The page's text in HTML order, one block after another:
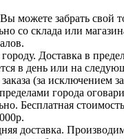
можете забрать свой
со склада или
Доставка в
в день или на
(за исключением
города
Бесплатная
доставка.